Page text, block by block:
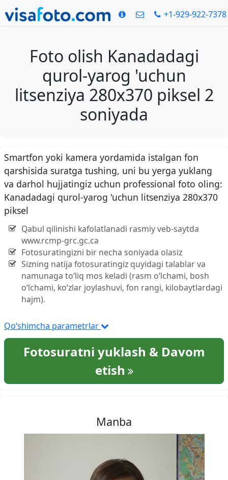
+1-929-922-7378
Foto olish Kanadadagi
qurol-yarog 'uchun
litsenziya 280x370 piksel 2
soniyada
Smartfon yoki kamera yordamida istalgan fon
qarshisida suratga tushing, uni bu yerga yuklang
va darhol hujjatingiz uchun professional foto oling:
Kanadadagi qurol-yarog 'uchun litsenziya 280x370
piksel
Qabul qilinishi kafolatlanadi rasmiy veb-saytda
www.rcmp-grc.gc.ca
Fotosuratingizni bir necha soniyada olasiz
Sizning natija fotosuratingiz quyidagi talablar va
namunaga to‘liq mos keladi (rasm o‘lchami, bosh
o‘lchami, ko‘zlar joylashuvi, fon rangi, kilobaytlardagi
hajm).
Qo‘shimcha parametrlar
Fotosuratni yuklash & Davom
etish
Manba